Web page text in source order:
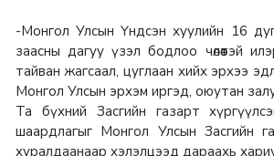
-Монгол Улсын Үндсэн хуулийн 16
заасны дагуу үзэл бодлоо чөлөөтэй
тайван жагсаал, цуглаан хийх эрхээ
Монгол Улсын эрхэм иргэд, оюутан
Та бүхний Засгийн газарт
шаардлагыг Монгол Улсын Засгийн
хуралдаанаар хэлэлцээд дараахь